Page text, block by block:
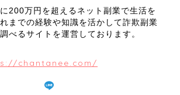
200万円を超えるネット副業で生活を
までの経験や知識を活かして詐欺副業
べるサイトを運営しております。
chantanee.com/